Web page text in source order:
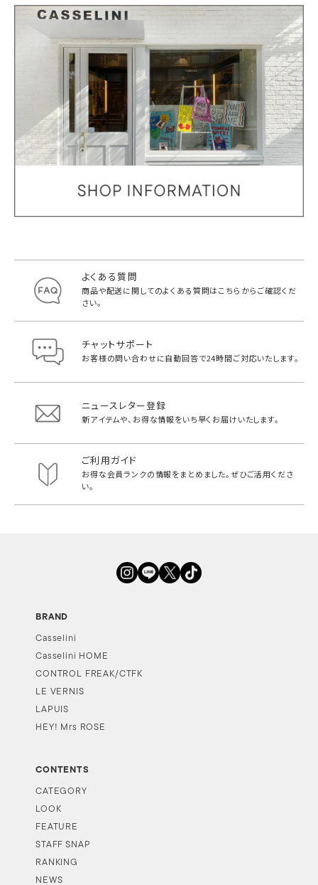
よくある質問
商品や配送に関してのよくある質問はこちらからご確認くだ
さい。
チャットサポート
お客様の問い合わせに自動回答で24時間ご対応いたします。
ニュースレター登録
新アイテムや、お得な情報をいち早く お届けいたします。
ご利用ガイド
お得な会員ランクの情報をまとめました。ぜひご活用くださ
い。
BRAND
Casselini
Casselini HOME
CONTROL FREAK/CTFK
LE VERNIS
LAPUIS
HEY! Mrs ROSE
CONTENTS
CATEGORY
LOOK
FEATURE
STAFF SNAP
RANKING
NEWS